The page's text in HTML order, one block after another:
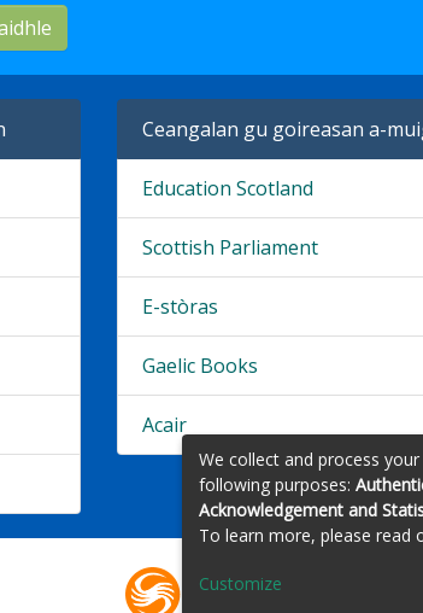
Ceangalan gu goireasan a-
Education Scotland
Scottish Parliament
E-stòras
Gaelic Books
Acair
We collect and process
following purposes:
Acknowledgement and
To learn more, please read
Customize